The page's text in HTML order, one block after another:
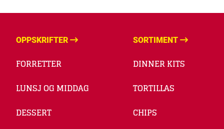
OPPSKRIFTER
FORRETTER
LUNSJ OG MIDDAG
DESSERT
SORTIMENT
DINNER KITS
TORTILLAS
CHIPS